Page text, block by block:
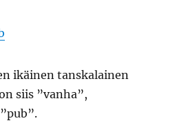
ikäinen tanskalainen
siis ”vanha”,